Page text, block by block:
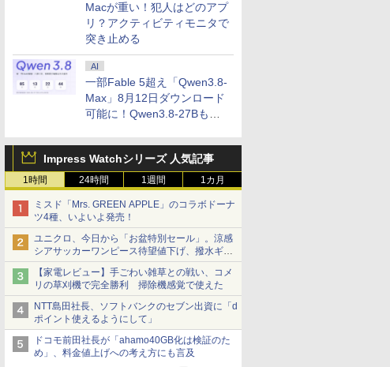
Macが重い！犯人はどのアプ
リ？アクティビティモニタで
突き止める
AI
一部Fable 5超え「Qwen3.8-
Max」8月12日ダウンロード
可能に！Qwen3.8-27Bも順
Impress Watchシリーズ 人気記事
1時間 24時間 1週間 1カ月
ミスド「Mrs. GREEN APPLE」のコラボドーナ
ツ4種、いよいよ発売！
ユニクロ、今日から「お盆特別セール」。涼感
シアサッカーワンピース待望値下げ、撥水ギア
ショーツは1990円に
【家電レビュー】手ごわい雑草との戦い、コメ
リの草刈機で完全勝利 掃除機感覚で使えた
NTT島田社長、ソフトバンクのセブン出資に「d
ポイント使えるようにして」
ドコモ前田社長が「ahamo40GB化は検証のた
め」、料金値上げへの考え方にも言及
amdgpu-install_7.0.2.70002-1_all.deb
$(uname -r)"